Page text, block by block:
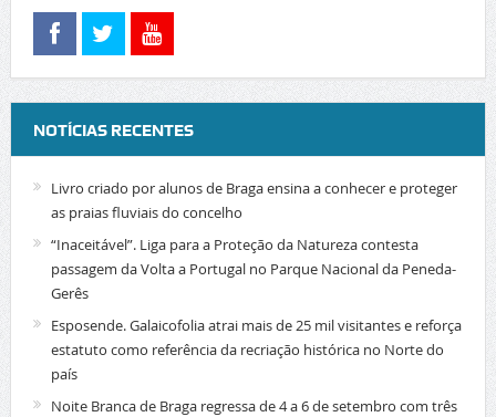
NOTÍCIAS RECENTES
Livro criado por alunos de Braga ensina a conhecer e proteger
as praias fluviais do concelho
“Inaceitável”. Liga para a Proteção da Natureza contesta
passagem da Volta a Portugal no Parque Nacional da Peneda-
Gerês
Esposende. Galaicofolia atrai mais de 25 mil visitantes e reforça
estatuto como referência da recriação histórica no Norte do
país
Noite Branca de Braga regressa de 4 a 6 de setembro com três